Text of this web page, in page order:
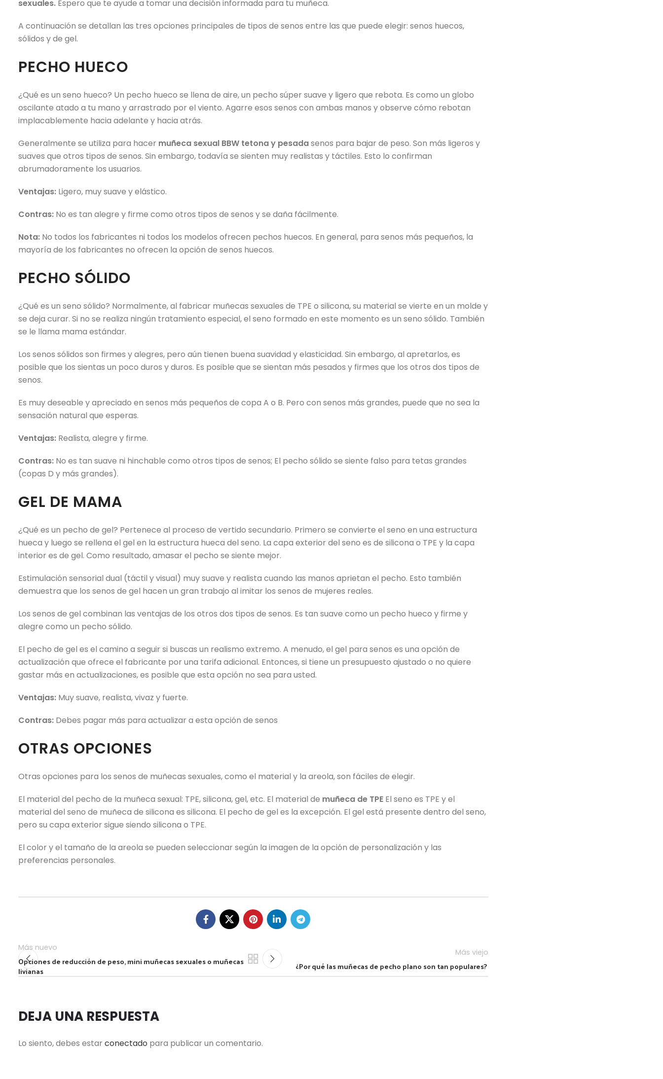
sexuales. Espero que te ayude a tomar una decisión informada para tu muñeca.
A continuación se detallan las tres opciones principales de tipos de senos entre las que puede elegir: senos huecos,
sólidos y de gel.
PECHO HUECO
¿Qué es un seno hueco? Un pecho hueco se llena de aire, un pecho súper suave y ligero que rebota. Es como un globo
oscilante atado a tu mano y arrastrado por el viento. Agarre esos senos con ambas manos y observe cómo rebotan
implacablemente hacia adelante y hacia atrás.
Generalmente se utiliza para hacer muñeca sexual BBW tetona y pesadasenos para bajar de peso. Son más ligeros y
suaves que otros tipos de senos. Sin embargo, todavía se sienten muy realistas y táctiles. Esto lo confirman
abrumadoramente los usuarios.
Ventajas: Ligero, muy suave y elástico.
Contras: No es tan alegre y firme como otros tipos de senos y se daña fácilmente.
Nota: No todos los fabricantes ni todos los modelos ofrecen pechos huecos. En general, para senos más pequeños, la
mayoría de los fabricantes no ofrecen la opción de senos huecos.
PECHO SÓLIDO
¿Qué es un seno sólido? Normalmente, al fabricar muñecas sexuales de TPE o silicona, su material se vierte en un molde y
se deja curar. Si no se realiza ningún tratamiento especial, el seno formado en este momento es un seno sólido. También
se le llama mama estándar.
Los senos sólidos son firmes y alegres, pero aún tienen buena suavidad y elasticidad. Sin embargo, al apretarlos, es
posible que los sientas un poco duros y duros. Es posible que se sientan más pesados y firmes que los otros dos tipos de
senos.
Es muy deseable y apreciado en senos más pequeños de copa A o B. Pero con senos más grandes, puede que no sea la
sensación natural que esperas.
Ventajas: Realista, alegre y firme.
Contras: No es tan suave ni hinchable como otros tipos de senos; El pecho sólido se siente falso para tetas grandes
(copas D y más grandes).
GEL DE MAMA
¿Qué es un pecho de gel? Pertenece al proceso de vertido secundario. Primero se convierte el seno en una estructura
hueca y luego se rellena el gel en la estructura hueca del seno. La capa exterior del seno es de silicona o TPE y la capa
interior es de gel. Como resultado, amasar el pecho se siente mejor.
Estimulación sensorial dual (táctil y visual) muy suave y realista cuando las manos aprietan el pecho. Esto también
demuestra que los senos de gel hacen un gran trabajo al imitar los senos de mujeres reales.
Los senos de gel combinan las ventajas de los otros dos tipos de senos. Es tan suave como un pecho hueco y firme y
alegre como un pecho sólido.
El pecho de gel es el camino a seguir si buscas un realismo extremo. A menudo, el gel para senos es una opción de
actualización que ofrece el fabricante por una tarifa adicional. Entonces, si tiene un presupuesto ajustado o no quiere
gastar más en actualizaciones, es posible que esta opción no sea para usted.
Ventajas: Muy suave, realista, vivaz y fuerte.
Contras: Debes pagar más para actualizar a esta opción de senos
OTRAS OPCIONES
Otras opciones para los senos de muñecas sexuales, como el material y la areola, son fáciles de elegir.
El material del pecho de la muñeca sexual: TPE, silicona, gel, etc. El material de muñeca de TPE El seno es TPE y el
material del seno de muñeca de silicona es silicona. El pecho de gel es la excepción. El gel está presente dentro del seno,
pero su capa exterior sigue siendo silicona o TPE.
El color y el tamaño de la areola se pueden seleccionar según la imagen de la opción de personalización y las
preferencias personales.
Más nuevo
Opciones de reducción de peso, mini muñecas sexuales o muñecas
livianas
Más viejo
¿Por qué las muñecas de pecho plano son tan populares?
DEJA UNA RESPUESTA
Lo siento, debes estar conectado para publicar un comentario.